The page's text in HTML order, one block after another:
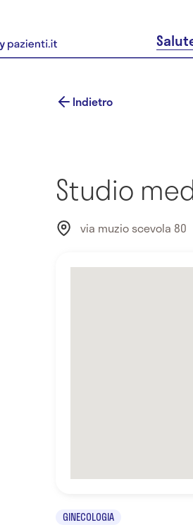
Indietro
Studio
via muzio scevola 80
GINECOLOGIA